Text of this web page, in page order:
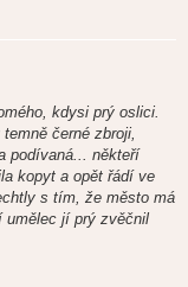
kdysi prý oslici.
černé zbroji,
podívaná... někteří
kopyt a opět řádí ve
s tím, že město má
umělec jí prý zvěčnil